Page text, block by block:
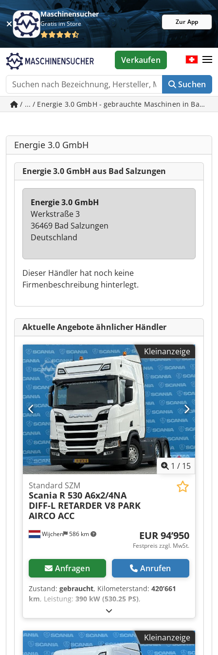
Maschinensucher
Gratis im Store Zur App
Suchen
Verkaufen
/ ... / Energie 3.0 GmbH - gebrauchte Maschinen in Bad
Energie 3.0 GmbH
Energie 3.0 GmbH aus Bad Salzungen
Dieser Händler hat noch keine
Firmenbeschreibung hinterlegt.
Energie 3.0 GmbH
Werkstraße 3
36469 Bad Salzungen
Deutschland
Aktuelle Angebote ähnlicher Händler
Kleinanzeige
1 / 15
Wijchen 586 km
Standard SZM
Scania R 530 A6x2/4NA
DIFF-L RETARDER V8 PARK
AIRCO ACC
EUR 94’950
Festpreis zzgl. MwSt.
Anfragen Anrufen
Zustand: gebraucht, Kilometerstand: 420’661
km, Leistung: 390 kW (530.25 PS),
, Kraftstofftyp:
Leergewicht:9’449 kg, maximales Ladegewicht:
17’051 kg, Gesamtgewicht:26’500 kg, Achsen-
Konfiguration:
6x2, Radstand:4’100 mm, Farbe:
Weiß, Fahrerkabine:Sonstige, Getriebetyp:
Kleinanzeige